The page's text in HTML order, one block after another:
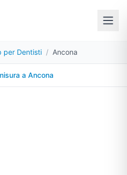
per Dentisti / Ancona
a Ancona